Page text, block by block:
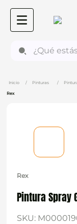
Pinturas
Rex
Rex
Pintura Spray
SKU: